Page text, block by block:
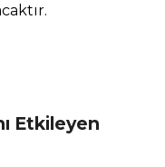
Etkileyen